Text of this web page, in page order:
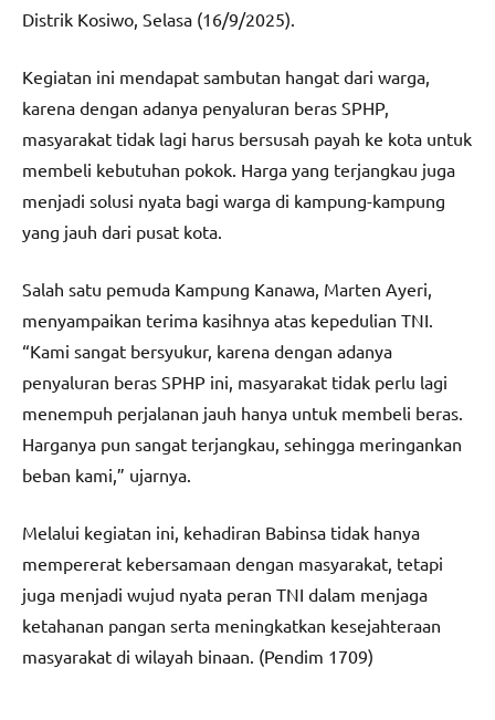
Distrik Kosiwo, Selasa (16/9/2025).
Kegiatan ini mendapat sambutan hangat dari warga,
karena dengan adanya penyaluran beras SPHP,
masyarakat tidak lagi harus bersusah payah ke kota untuk
membeli kebutuhan pokok. Harga yang terjangkau juga
menjadi solusi nyata bagi warga di kampung-kampung
yang jauh dari pusat kota.
Salah satu pemuda Kampung Kanawa, Marten Ayeri,
menyampaikan terima kasihnya atas kepedulian TNI.
“Kami sangat bersyukur, karena dengan adanya
penyaluran beras SPHP ini, masyarakat tidak perlu lagi
menempuh perjalanan jauh hanya untuk membeli beras.
Harganya pun sangat terjangkau, sehingga meringankan
beban kami,” ujarnya.
Melalui kegiatan ini, kehadiran Babinsa tidak hanya
mempererat kebersamaan dengan masyarakat, tetapi
juga menjadi wujud nyata peran TNI dalam menjaga
ketahanan pangan serta meningkatkan kesejahteraan
masyarakat di wilayah binaan. (Pendim 1709)